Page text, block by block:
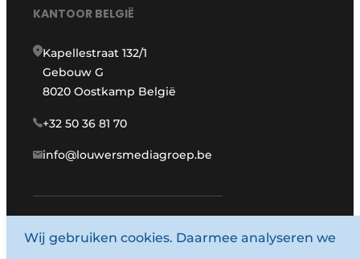
KANTOOR BELGIË
Kapellestraat 132/1
Gebouw G
8020 Oostkamp België
+32 50 36 81 70
info@louwersmediagroep.be
www.louwersmediagroep.com
Wij gebruiken cookies. Daarmee analyseren we